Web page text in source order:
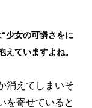
少女の可憐さをに
えていますよね。
消えてしまいそ
を寄せていると